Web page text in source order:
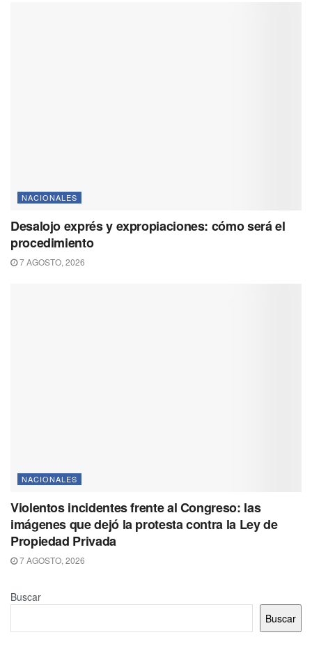
NACIONALES
Desalojo exprés y expropiaciones: cómo será el
procedimiento
7 AGOSTO, 2026
NACIONALES
Violentos incidentes frente al Congreso: las
imágenes que dejó la protesta contra la Ley de
Propiedad Privada
7 AGOSTO, 2026
Buscar
Buscar